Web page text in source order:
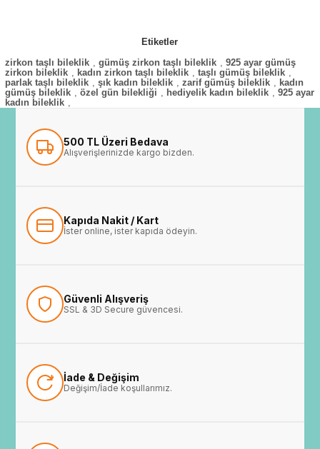
Etiketler
zirkon taşlı bileklik , gümüş zirkon taşlı bileklik , 925 ayar gümüş
zirkon bileklik , kadın zirkon taşlı bileklik , taşlı gümüş bileklik ,
parlak taşlı bileklik , şık kadın bileklik , zarif gümüş bileklik , kadın
gümüş bileklik , özel gün bilekliği , hediyelik kadın bileklik , 925 ayar
kadın bileklik ,
500 TL Üzeri Bedava
Alışverişlerinizde kargo bizden.
Kapıda Nakit / Kart
İster online, ister kapıda ödeyin.
Güvenli Alışveriş
SSL & 3D Secure güvencesi.
İade & Değişim
Değişim/İade koşullarımız.